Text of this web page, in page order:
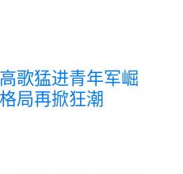
歌猛进青年军崛
局再掀狂潮